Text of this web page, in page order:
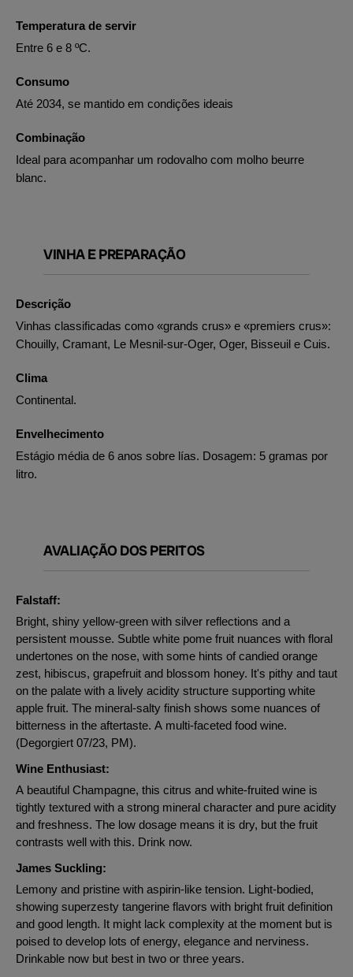
Temperatura de servir
Entre 6 e 8 ºC.
Consumo
Até 2034, se mantido em condições ideais
Combinação
Ideal para acompanhar um rodovalho com molho beurre
blanc.
VINHA E PREPARAÇÃO
Descrição
Vinhas classificadas como «grands crus» e «premiers crus»:
Chouilly, Cramant, Le Mesnil-sur-Oger, Oger, Bisseuil e Cuis.
Clima
Continental.
Envelhecimento
Estágio média de 6 anos sobre lías. Dosagem: 5 gramas por
litro.
AVALIAÇÃO DOS PERITOS
Falstaff:
Bright, shiny yellow-green with silver reflections and a
persistent mousse. Subtle white pome fruit nuances with floral
undertones on the nose, with some hints of candied orange
zest, hibiscus, grapefruit and blossom honey. It's pithy and taut
on the palate with a lively acidity structure supporting white
apple fruit. The mineral-salty finish shows some nuances of
bitterness in the aftertaste. A multi-faceted food wine.
(Degorgiert 07/23, PM).
Wine Enthusiast:
A beautiful Champagne, this citrus and white-fruited wine is
tightly textured with a strong mineral character and pure acidity
and freshness. The low dosage means it is dry, but the fruit
contrasts well with this. Drink now.
James Suckling:
Lemony and pristine with aspirin-like tension. Light-bodied,
showing superzesty tangerine flavors with bright fruit definition
and good length. It might lack complexity at the moment but is
poised to develop lots of energy, elegance and nerviness.
Drinkable now but best in two or three years.